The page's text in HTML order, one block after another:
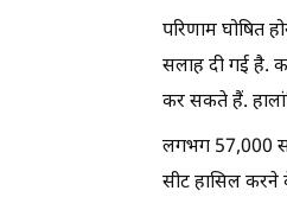
परिणाम घोषित
सलाह दी गई है.
कर सकते हैं.
लगभग 57,000
सीट हासिल करने